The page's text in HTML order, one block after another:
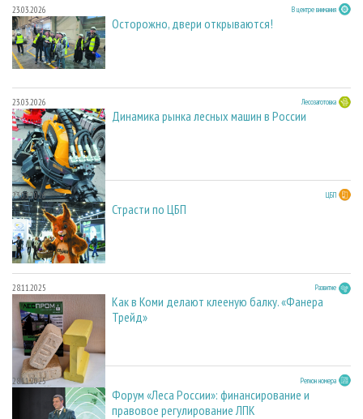
23.03.2026 В центре внимания
Осторожно, двери открываются!
23.03.2026 Лесозаготовка
Динамика рынка лесных машин в России
23.03.2026 ЦБП
Страсти по ЦБП
28.11.2025 Развитие
Как в Коми делают клееную балку. «Фанера
Трейд»
28.11.2025 Регион номера
Форум «Леса России»: финансирование и
правовое регулирование ЛПК